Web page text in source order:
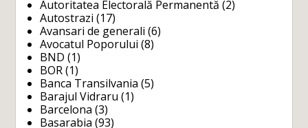
Autoritatea Electorală Permanentă (2)
Autostrazi (17)
Avansari de generali (6)
Avocatul Poporului (8)
BND (1)
BOR (1)
Banca Transilvania (5)
Barajul Vidraru (1)
Barcelona (3)
Basarabia (93)